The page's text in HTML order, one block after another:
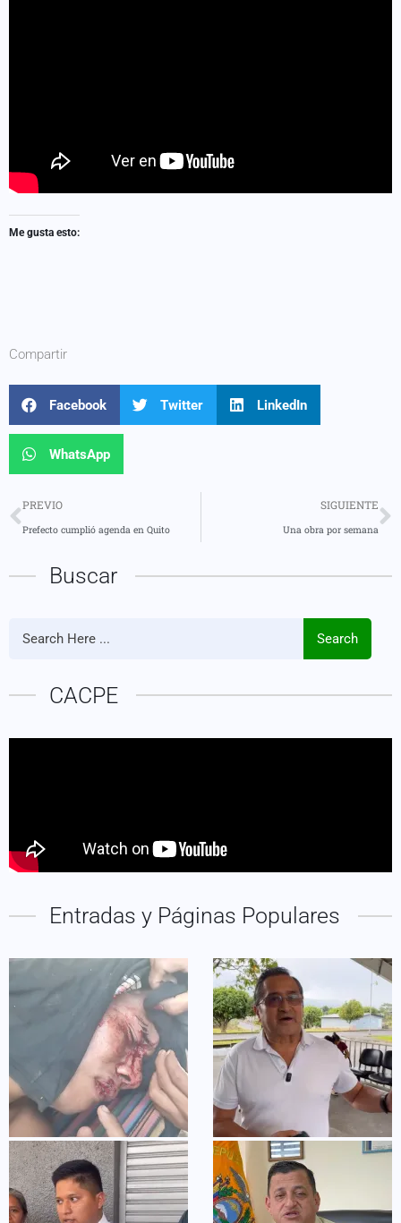
Me gusta esto:
Compartir
Facebook Twitter LinkedIn
WhatsApp
PREVIO
Prefecto cumplió agenda en Quito
SIGUIENTE
Una obra por semana
Buscar
Search
CACPE
Entradas y Páginas Populares